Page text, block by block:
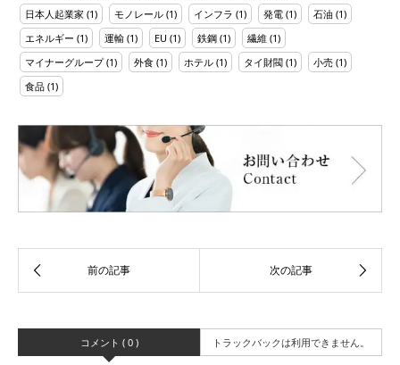
日本人起業家 (1) モノレール (1) インフラ (1) 発電 (1) 石油 (1)
エネルギー (1) 運輸 (1) EU (1) 鉄鋼 (1) 繊維 (1)
マイナーグループ(1) 外食 (1) ホテル (1) タイ財閥 (1) 小売 (1)
食品 (1)
コメント ( 0 ) トラックバックは利用できません。